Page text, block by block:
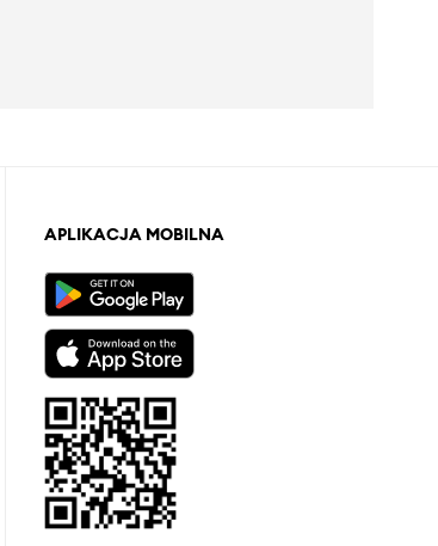
APLIKACJA MOBILNA